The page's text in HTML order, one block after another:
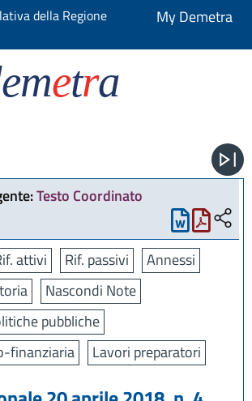
della Regione
My Demetra
etra
Testo Coordinato
attivi Rif. passivi
Annessi
Nascondi Note
pubbliche
finanziaria
Lavori preparatori